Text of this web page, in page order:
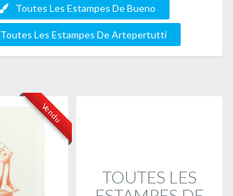
Toutes Les Estampes De Bueno
Toutes Les Estampes De Artepertutti
Vendu
TOUTES LES